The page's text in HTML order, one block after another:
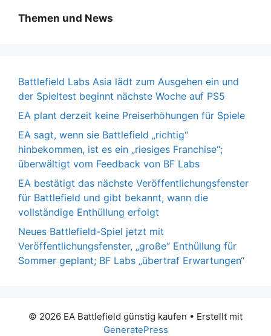
Themen und News
Battlefield Labs Asia lädt zum Ausgehen ein und
der Spieltest beginnt nächste Woche auf PS5
EA plant derzeit keine Preiserhöhungen für Spiele
EA sagt, wenn sie Battlefield „richtig“
hinbekommen, ist es ein „riesiges Franchise“;
überwältigt vom Feedback von BF Labs
EA bestätigt das nächste Veröffentlichungsfenster
für Battlefield und gibt bekannt, wann die
vollständige Enthüllung erfolgt
Neues Battlefield-Spiel jetzt mit
Veröffentlichungsfenster, „große“ Enthüllung für
Sommer geplant; BF Labs „übertraf Erwartungen“
© 2026 EA Battlefield günstig kaufen • Erstellt mit
GeneratePress